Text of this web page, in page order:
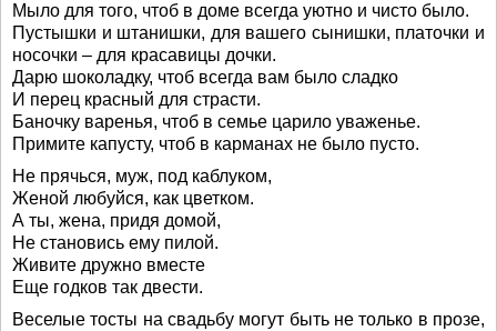
Мыло для того, чтоб в доме всегда уютно и чисто было.
Пустышки и штанишки, для вашего сынишки, платочки и
носочки – для красавицы дочки.
Дарю шоколадку, чтоб всегда вам было сладко
И перец красный для страсти.
Баночку варенья, чтоб в семье царило уваженье.
Примите капусту, чтоб в карманах не было пусто.
Не прячься, муж, под каблуком,
Женой любуйся, как цветком.
А ты, жена, придя домой,
Не становись ему пилой.
Живите дружно вместе
Еще годков так двести.
Веселые тосты на свадьбу могут быть не только в прозе,